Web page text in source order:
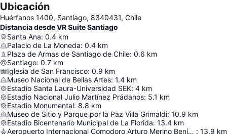
Ubicación
Huérfanos 1400, Santiago, 8340431, Chile
Distancia desde VR Suite Santiago
Santa Ana: 0.4 km
Palacio de La Moneda: 0.4 km
Plaza de Armas de Santiago de Chile: 0.6 km
Santiago: 0.7 km
Iglesia de San Francisco: 0.9 km
Museo Nacional de Bellas Artes: 1.4 km
Estadio Santa Laura-Universidad SEK: 4 km
Estadio Nacional Julio Martínez Prádanos: 5.1 km
Estadio Monumental: 8.8 km
Museo de Sitio y Parque por la Paz Villa Grimaldi: 10.9 km
Estadio Bicentenario Municipal de La Florida: 13.4 km
Aeropuerto Internacional Comodoro Arturo Merino Benítez : 13.9 km